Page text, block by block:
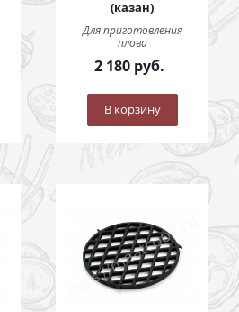
(казан)
Для приготовления
плова
2 180руб.
В корзину